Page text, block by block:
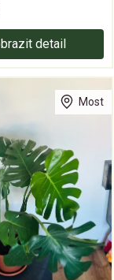
detail
Most